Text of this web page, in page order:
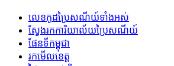
លេខកូដប្រៃសណីយ៍ទាំងអស់
ស្វែងរកការិយាល័យប្រៃសណីយ៍
ផែនទីកម្ពុជា
រកមើលខេត្ត